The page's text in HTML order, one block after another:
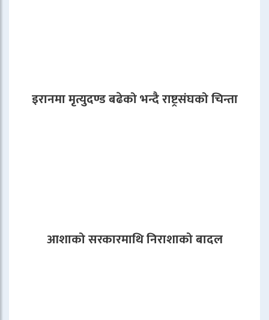
इरानमा मृत्युदण्ड बढेको भन्दै राष्ट्रसंघको चिन्ता
आशाको सरकारमाथि निराशाको बादल